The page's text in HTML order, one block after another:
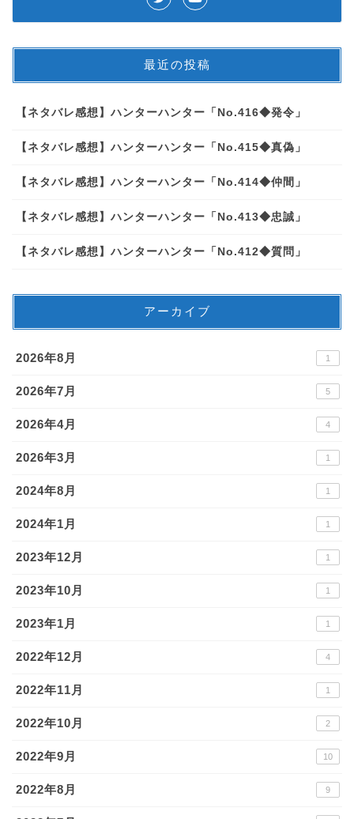
最近の投稿
【ネタバレ感想】ハンターハンター「No.416◆発令」
【ネタバレ感想】ハンターハンター「No.415◆真偽」
【ネタバレ感想】ハンターハンター「No.414◆仲間」
【ネタバレ感想】ハンターハンター「No.413◆忠誠」
【ネタバレ感想】ハンターハンター「No.412◆質問」
アーカイブ
2026年8月 1
2026年7月 5
2026年4月 4
2026年3月 1
2024年8月 1
2024年1月 1
2023年12月 1
2023年10月 1
2023年1月 1
2022年12月 4
2022年11月 1
2022年10月 2
2022年9月 10
2022年8月 9